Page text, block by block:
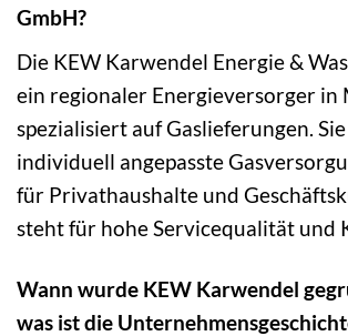
GmbH?
Die KEW Karwendel Energie &
ein regionaler Energieversorger in
spezialisiert auf Gaslieferungen.
individuell angepasste
für Privathaushalte und
steht für hohe Servicequalität und
Wann wurde KEW Karwendel
was ist die